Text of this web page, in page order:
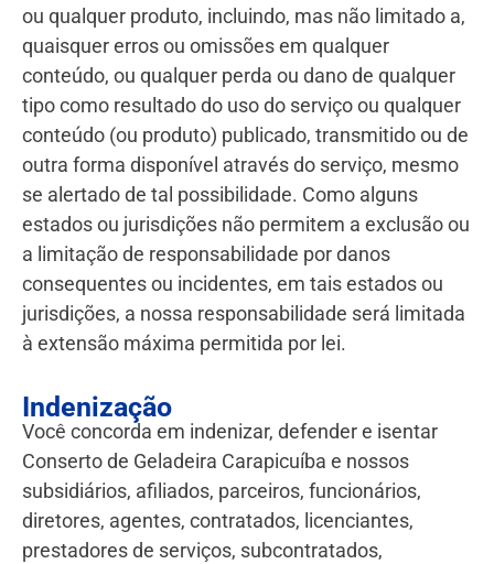
ou qualquer produto, incluindo, mas não limitado a,
quaisquer erros ou omissões em qualquer
conteúdo, ou qualquer perda ou dano de qualquer
tipo como resultado do uso do serviço ou qualquer
conteúdo (ou produto) publicado, transmitido ou de
outra forma disponível através do serviço, mesmo
se alertado de tal possibilidade. Como alguns
estados ou jurisdições não permitem a exclusão ou
a limitação de responsabilidade por danos
consequentes ou incidentes, em tais estados ou
jurisdições, a nossa responsabilidade será limitada
à extensão máxima permitida por lei.
Indenização
Você concorda em indenizar, defender e isentar
Conserto de Geladeira Carapicuíba e nossos
subsidiários, afiliados, parceiros, funcionários,
diretores, agentes, contratados, licenciantes,
prestadores de serviços, subcontratados,